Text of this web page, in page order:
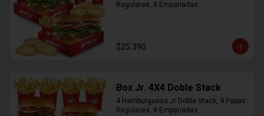
Regulares, 8 Empanadas
$25.390
Box Jr. 4X4 Doble Stack
4 Hamburguesa Jr Doble stack, 4 Papas
Regulares, 8 Empanadas